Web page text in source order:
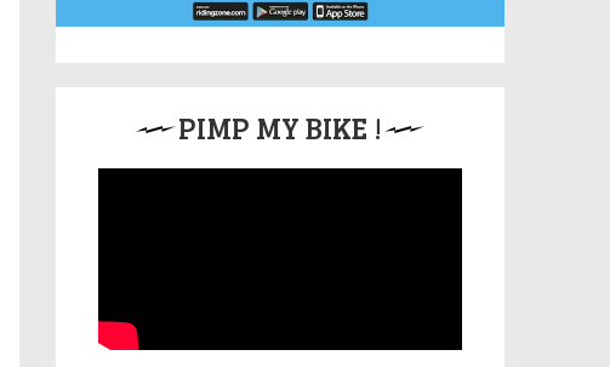
PIMP MY BIKE !